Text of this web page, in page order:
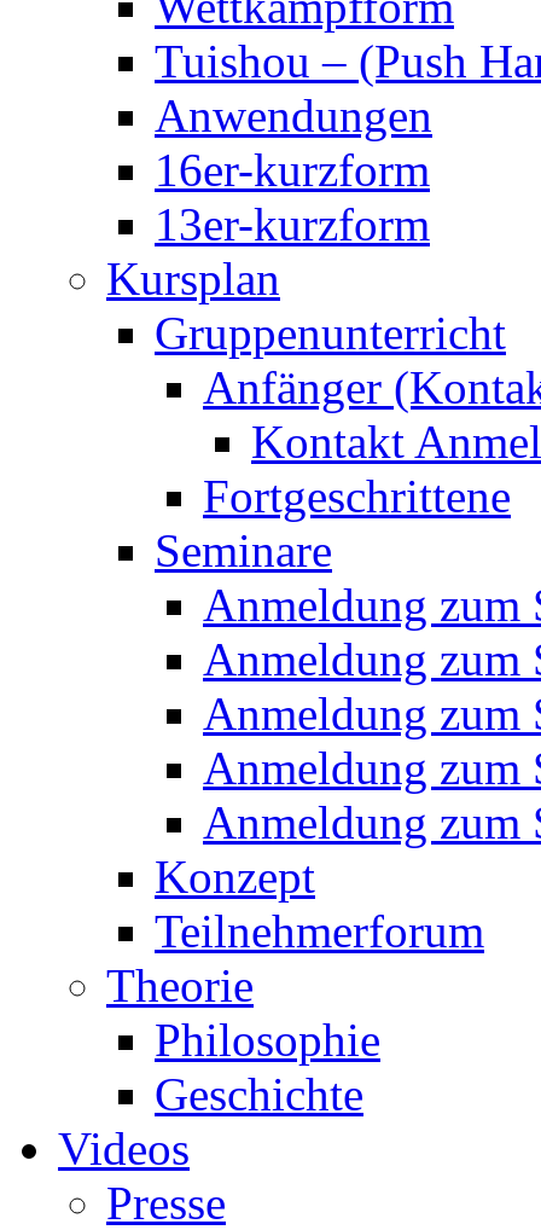
Tuishou – (Push
Anwendungen
16er-kurzform
13er-kurzform
Kursplan
Gruppenunterricht
Anfänger
Kontakt
Fortgeschrittene
Seminare
Anmeldung zum
Anmeldung zum
Anmeldung zum
Anmeldung zum
Anmeldung zum
Konzept
Teilnehmerforum
Theorie
Philosophie
Geschichte
Videos
Presse